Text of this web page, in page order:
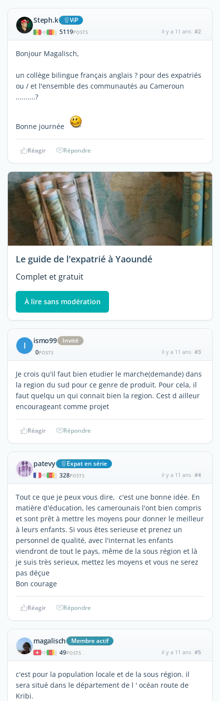
Steph.k ViP
| 5119POSTS il y a 11 ans #2
Bonjour Magalisch,
un collège bilingue français anglais ? pour des expatriés
ou / et l'ensemble des communautés au Cameroun
..........?
Bonne journée
Réagir Répondre
Le guide de l'expatrié à Yaoundé
Complet et gratuit
À lire sans modération
I ismo99
Invité
0POSTS il y a 11 ans #3
Je crois qu'il faut bien etudier le marche(demande) dans
la region du sud pour ce genre de produit. Pour cela, il
faut quelqu un qui connait bien la region. Cest d ailleur
encourageant comme projet
Réagir Répondre
patevy Expat en série
| 328POSTS il y a 11 ans #4
Tout ce que je peux vous dire, c'est une bonne idée. En
matière d'éducation, les camerounais l'ont bien compris
et sont prêt à mettre les moyens pour donner le meilleur
à leurs enfants. Si vous êtes serieuse et prenez un
personnel de qualité, avec l'internat les enfants
viendront de tout le pays, même de la sous région et là
je suis très serieux, mettez les moyens et vous ne serez
pas déçue
Bon courage
Réagir Répondre
magalisch Membre actif
| 49POSTS il y a 11 ans #5
c'est pour la population locale et de la sous région. il
sera situé dans le département de l ' océan route de
Kribi.